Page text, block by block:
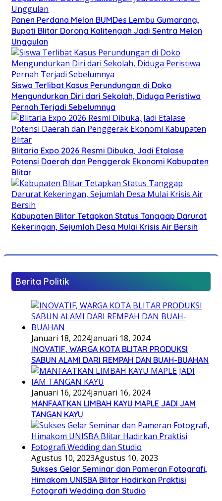
Panen Perdana Melon BUMDes Lembu Gumarang,
Bupati Blitar Dorong Kalitengah Jadi Sentra Melon
Unggulan
Siswa Terlibat Kasus Perundungan di Doko
Mengundurkan Diri dari Sekolah, Diduga Peristiwa
Pernah Terjadi Sebelumnya
Blitaria Expo 2026 Resmi Dibuka, Jadi Etalase
Potensi Daerah dan Penggerak Ekonomi Kabupaten
Blitar
Kabupaten Blitar Tetapkan Status Tanggap Darurat
Kekeringan, Sejumlah Desa Mulai Krisis Air Bersih
Berita Politik
Januari 18, 2024Januari 18, 2024
INOVATIF, WARGA KOTA BLITAR PRODUKSI
SABUN ALAMI DARI REMPAH DAN BUAH-BUAHAN
Januari 16, 2024Januari 16, 2024
MANFAATKAN LIMBAH KAYU MAPLE JADI JAM
TANGAN KAYU
Agustus 10, 2023Agustus 10, 2023
Sukses Gelar Seminar dan Pameran Fotografi,
Himakom UNISBA Blitar Hadirkan Praktisi
Fotografi Wedding dan Studio